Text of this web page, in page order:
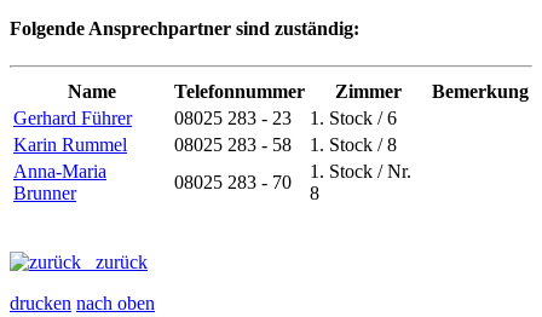
Folgende Ansprechpartner sind zuständig:
Name Telefonnummer Zimmer
Bemerkung
Gerhard Führer
08025 283 - 23
1. Stock / 6
Karin Rummel
08025 283 - 58
1. Stock / 8
Anna-Maria
Brunner
08025 283 - 70
1. Stock / Nr.
8
zurück
drucken nach oben